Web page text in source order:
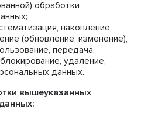
обработки
накопление,
(обновление, изменение),
передача,
удаление,
данных.
вышеуказанных